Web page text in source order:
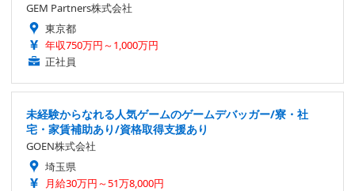
GEM Partners株式会社
東京都
年収750万円～1,000万円
正社員
未経験からなれる人気ゲームのゲームデバッガー/寮・社
宅・家賃補助あり/資格取得支援あり
GOEN株式会社
埼玉県
月給30万円～51万8,000円